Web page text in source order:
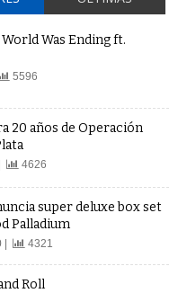
World Was Ending ft.
5596
20 años de Operación
4626
super deluxe box set
Palladium
| 4321
Roll